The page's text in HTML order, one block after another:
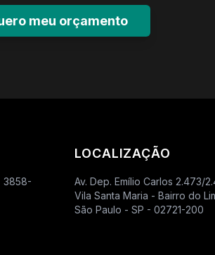
meu orçamento
3858-
LOCALIZAÇÃO
Av. Dep. Emílio Carlos 2.473/
Vila Santa Maria - Bairro do
São Paulo - SP - 02721-200